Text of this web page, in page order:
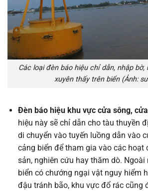
Các loại đèn báo hiệu chỉ dẫn, nhập
xuyên thấy trên biển (Ảnh:
Đèn báo hiệu khu vực cửa sông,
hiệu này sẽ chỉ dẫn cho tàu thuyền
di chuyển vào tuyến luồng dẫn vào
cảng biển để tham gia vào các hoạt
sản, nghiên cứu hay thăm dò. Ngoài
biển có chướng ngại vật nguy hiểm
đậu tránh bão, khu vực đổ rác cũng